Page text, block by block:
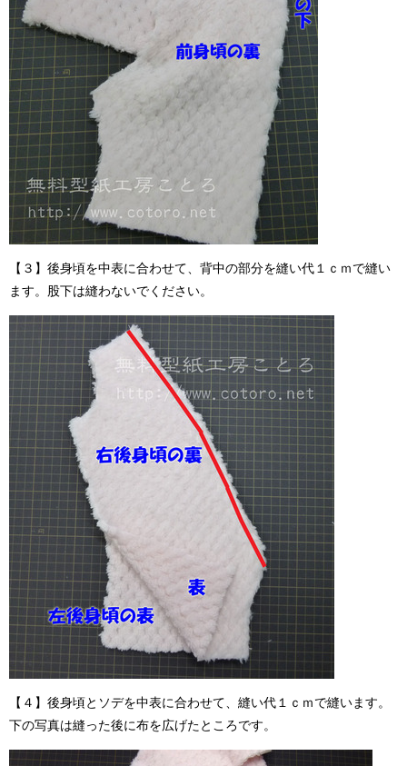
【３】後身頃を中表に合わせて、背中の部分を縫い代１ｃｍで縫い
ます。股下は縫わないでください。
【４】後身頃とソデを中表に合わせて、縫い代１ｃｍで縫います。
下の写真は縫った後に布を広げたところです。